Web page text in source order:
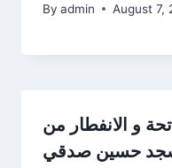
By admin August 7,
و الانفطار من
حسين صدقي